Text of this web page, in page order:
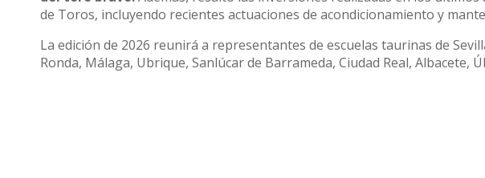
de Toros, incluyendo recientes actuaciones de acondicionamiento y
La edición de 2026 reunirá a representantes de escuelas taurinas de
Ronda, Málaga, Ubrique, Sanlúcar de Barrameda, Ciudad Real, Albacete,